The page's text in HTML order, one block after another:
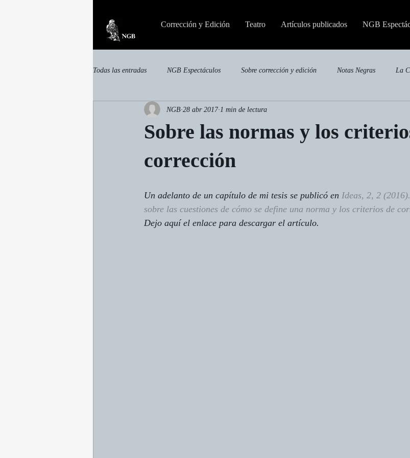
Corrección y Edición Teatro Artículos publicados NGB
Todas las entradas NGB Espectáculos Sobre corrección y edición Notas Negras La
Otras publicaciones Publicaciones especializadas
Sobre las normas y los
corrección
NGB 28 abr 2017 1 min de lectura
Un adelanto de un capítulo de mi tesis se publicó en Ideas, 2, 2 (2016)
sobre las cuestiones de cómo se define una norma y los criterios de
Dejo aquí el enlace para descargar el artículo.